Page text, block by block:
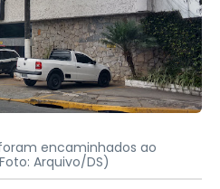
encaminhados ao
Arquivo/DS)